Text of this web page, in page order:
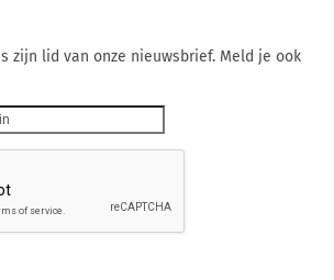
zijn lid van onze nieuwsbrief. Meld je ook